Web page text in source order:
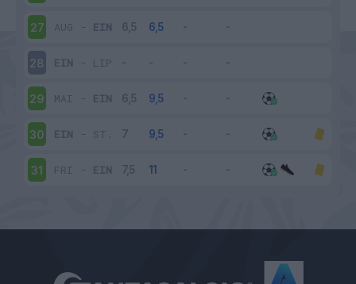
27 AUG - EIN
28 EIN - LIP
29 MAI - EIN
30 EIN - ST.
31 FRI - EIN